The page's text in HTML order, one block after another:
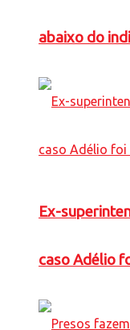
abaixo do
Ex-
caso Adélio